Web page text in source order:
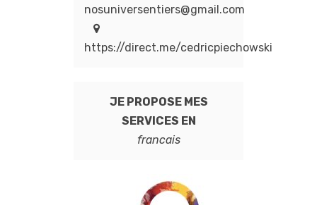
nosuniversentiers@gmail.com
https://direct.me/cedricpiechowski
JE PROPOSE MES
SERVICES EN
francais